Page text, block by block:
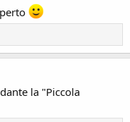
la "Piccola